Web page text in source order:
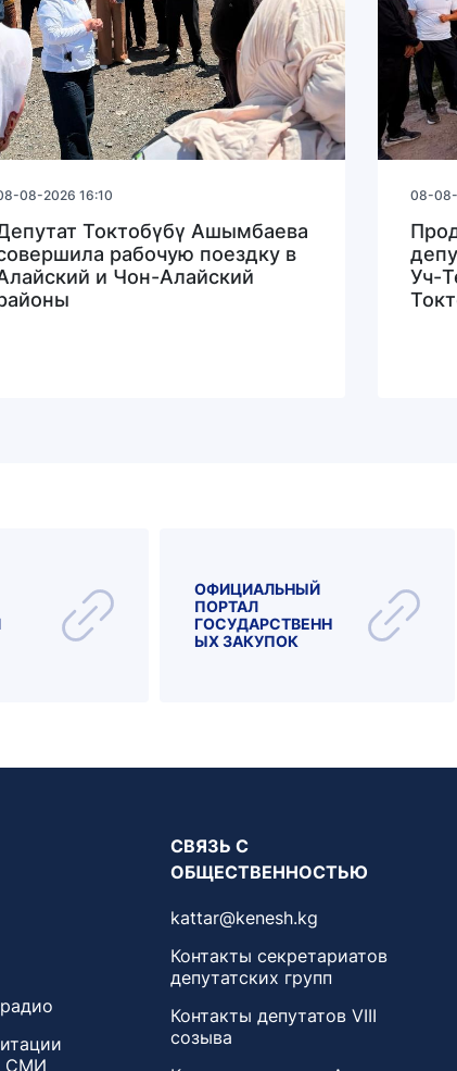
08-2026 16:10
Токтобүбү Ашымбаева
рабочую поездку в
и Чон-Алайский
08-08-
Уч-
ОФИЦИАЛЬНЫЙ
ПОРТАЛ
ГОСУДАРСТВЕНН
ЫХ ЗАКУПОК
СМИ
СВЯЗЬ С
ОБЩЕСТВЕННОСТЬЮ
kattar@kenesh.kg
Контакты секретариатов
депутатских групп
Контакты депутатов VIII
созыва